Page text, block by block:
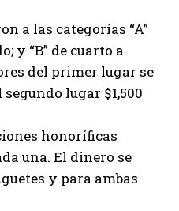
a las categorías “A”
y “B” de cuarto a
del primer lugar se
lugar $1,500
honoríficas
una. El dinero se
y para ambas